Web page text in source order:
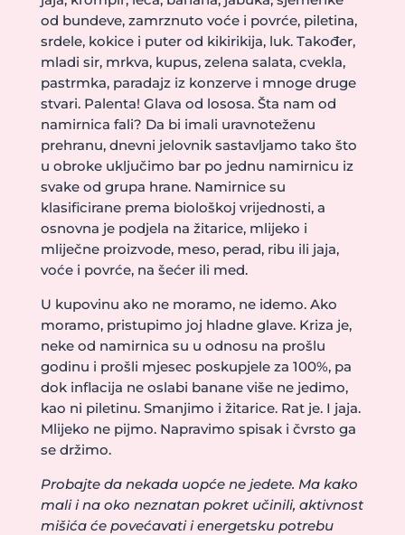
od bundeve, zamrznuto voće i povrće, piletina,
srdele, kokice i puter od kikirikija, luk. Također,
mladi sir, mrkva, kupus, zelena salata, cvekla,
pastrmka, paradajz iz konzerve i mnoge druge
stvari. Palenta! Glava od lososa. Šta nam od
namirnica fali? Da bi imali uravnoteženu
prehranu, dnevni jelovnik sastavljamo tako što
u obroke uključimo bar po jednu namirnicu iz
svake od grupa hrane. Namirnice su
klasificirane prema biološkoj vrijednosti, a
osnovna je podjela na žitarice, mlijeko i
mliječne proizvode, meso, perad, ribu ili jaja,
voće i povrće, na šećer ili med.
U kupovinu ako ne moramo, ne idemo. Ako
moramo, pristupimo joj hladne glave. Kriza je,
neke od namirnica su u odnosu na prošlu
godinu i prošli mjesec poskupjele za 100%, pa
dok inflacija ne oslabi banane više ne jedimo,
kao ni piletinu. Smanjimo i žitarice. Rat je. I jaja.
Mlijeko ne pijmo. Napravimo spisak i čvrsto ga
se držimo.
Probajte da nekada uopće ne jedete. Ma kako
mali i na oko neznatan pokret učinili, aktivnost
mišića će povećavati i energetsku potrebu